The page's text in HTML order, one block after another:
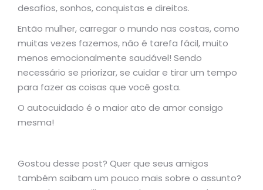
desafios, sonhos, conquistas e direitos.
Então mulher, carregar o mundo nas costas, como
muitas vezes fazemos, não é tarefa fácil, muito
menos emocionalmente saudável! Sendo
necessário se priorizar, se cuidar e tirar um tempo
para fazer as coisas que você gosta.
O autocuidado é o maior ato de amor consigo
mesma!
Gostou desse post? Quer que seus amigos
também saibam um pouco mais sobre o assunto?